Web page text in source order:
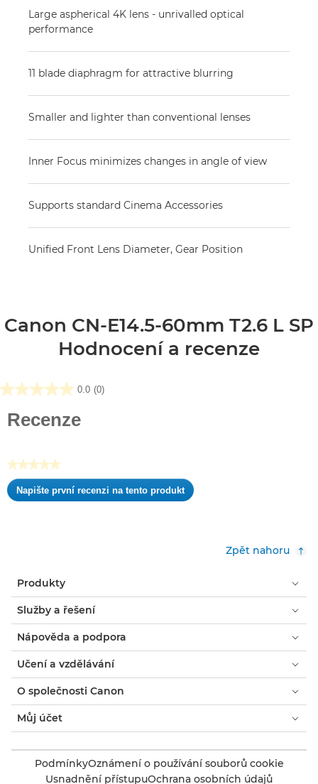
Large aspherical 4K lens - unrivalled optical
performance
11 blade diaphragm for attractive blurring
Smaller and lighter than conventional lenses
Inner Focus minimizes changes in angle of view
Supports standard Cinema Accessories
Unified Front Lens Diameter, Gear Position
Canon CN-E14.5-60mm T2.6 L SP
Hodnocení a recenze
0.0 (0)
0.0
Recenze
★★★★★
Žádná
hodnota
Napište první recenzi na tento produkt
.
Zpět nahoru
Produkty
Služby a řešení
Nápověda a podpora
Učení a vzdělávání
O společnosti Canon
Můj účet
PodmínkyOznámení o používání souborů cookie
Usnadnění přístupuOchrana osobních údajů